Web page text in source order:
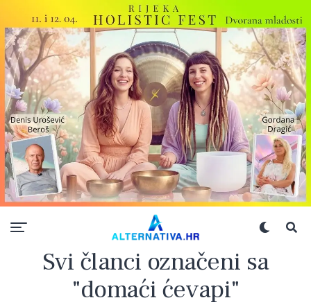
Svi članci označeni sa
"domaći ćevapi"